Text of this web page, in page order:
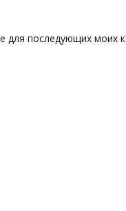
для последующих моих